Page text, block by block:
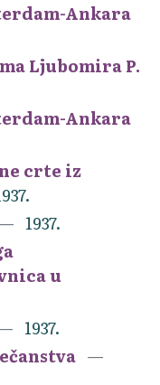
Ankara
Ljubomira P.
Ankara
crte iz
1937.
u
1937.